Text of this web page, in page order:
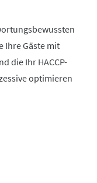
Ihre Gäste mit
die Ihr HACCP-
optimieren